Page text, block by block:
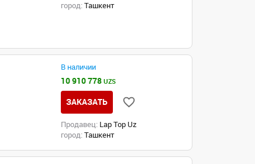
город: Ташкент
В наличии
10 910 778UZS
ЗАКАЗАТЬ
Продавец: Lap Top Uz
город: Ташкент